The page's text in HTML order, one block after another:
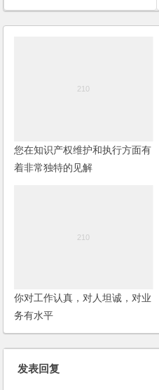
您在知识产权维护和执行方面有
着非常独特的见解
你对工作认真，对人坦诚，对业
务有水平
发表回复